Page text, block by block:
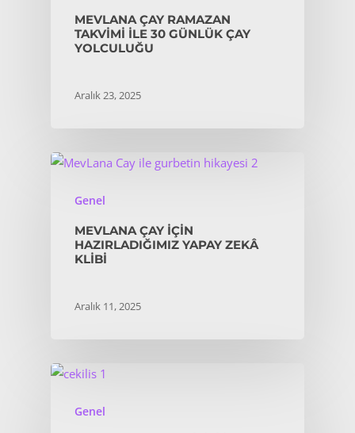
MEVLANA ÇAY RAMAZAN
TAKVIMI İLE 30 GÜNLÜK ÇAY
YOLCULUĞU
Aralık 23, 2025
Genel
MEVLANA ÇAY IÇIN
HAZIRLADIĞIMIZ YAPAY ZEKÂ
KLIBI
Aralık 11, 2025
Genel